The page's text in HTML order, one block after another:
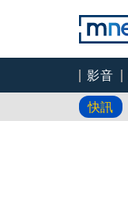
影音
快訊